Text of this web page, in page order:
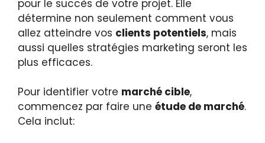
pour le succès de votre projet. Elle
détermine non seulement comment vous
allez atteindre vos clients potentiels, mais
aussi quelles stratégies marketing seront les
plus efficaces.
Pour identifier votre marché cible,
commencez par faire une étude de marché.
Cela inclut: